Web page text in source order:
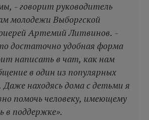
- говорит руководитель
молодежи Выборгской
Артемий Литвинов. -
достаточно удобная форма
написать в чат, как нам
в один из популярных
Даже находясь дома с детьми я
помочь человеку, имеющему
в поддержке».